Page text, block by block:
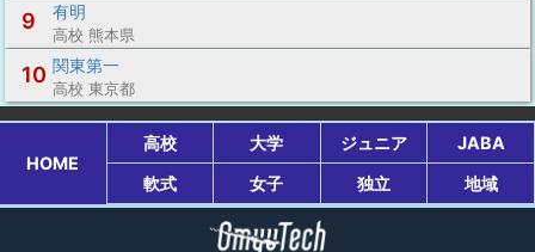
9 有明
高校 熊本県
10 関東第一
高校 東京都
HOME
高校 大学 ジュニア
JABA
軟式
女子 独立 地域